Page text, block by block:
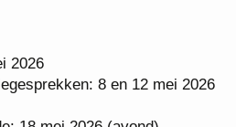
de profielschets.